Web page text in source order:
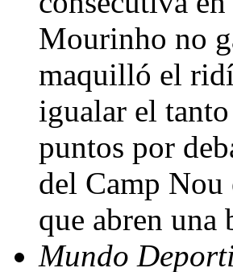
Mourinho no
maquilló el
igualar el
puntos por
del Camp Nou
que abren
Mundo